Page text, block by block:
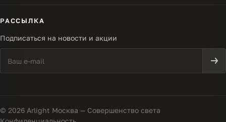
РАССЫЛКА
Подписаться на новости и акции
© 2026 Arlight Москва — Совершенство света